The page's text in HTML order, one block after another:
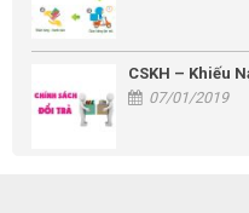
CSKH – Khiếu
07/01/2019